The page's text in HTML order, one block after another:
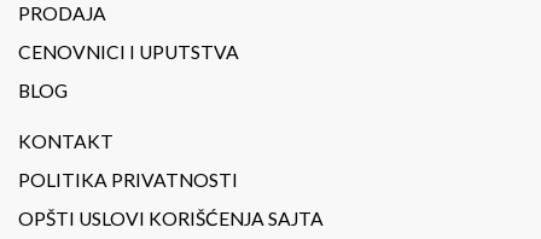
PRODAJA
CENOVNICI I UPUTSTVA
BLOG
KONTAKT
POLITIKA PRIVATNOSTI
OPŠTI USLOVI KORIŠĆENJA SAJTA